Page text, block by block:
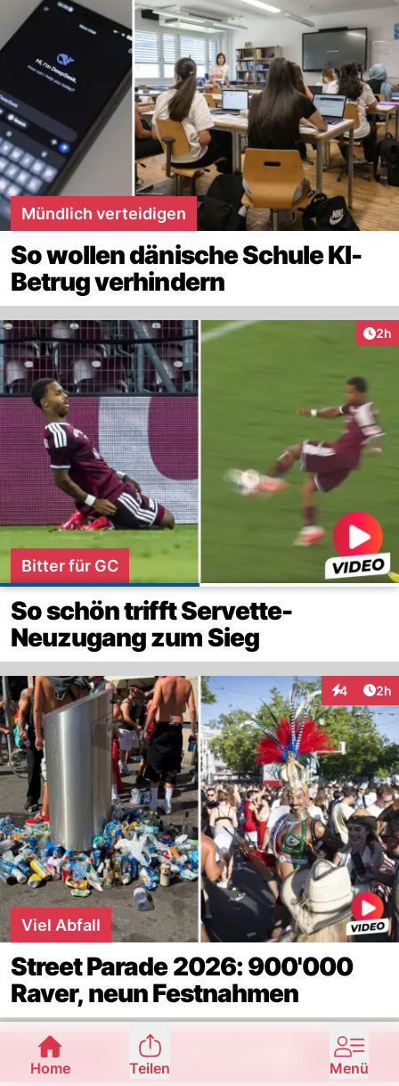
Mündlich verteidigen
So wollen dänische Schule KI-
Betrug verhindern
2h
Bitter für GC
So schön trifft Servette-
Neuzugang zum Sieg
4 2h
Viel Abfall
Street Parade 2026: 900'000
Raver, neun Festnahmen
MEHR AUS IRAN
Home Teilen Menü